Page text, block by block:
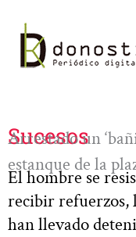
contenido
Sucesos
Arrestado un
estanque de la
El hombre se
recibir refuerzos,
han llevado